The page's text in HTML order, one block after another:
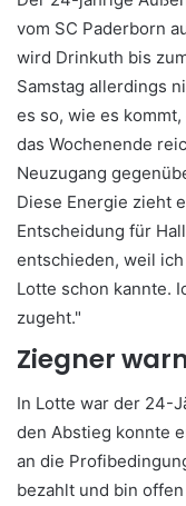
vom SC Paderborn
wird Drinkuth bis
Samstag allerdings
es so, wie es
das Wochenende
Neuzugang
Diese Energie zieht
Entscheidung für
entschieden, weil
Lotte schon kannte.
zugeht."
Ziegner
In Lotte war der 24-
den Abstieg konnte
an die
bezahlt und bin